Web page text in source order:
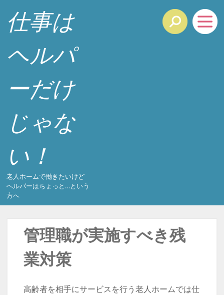
仕事は
ヘルパ
ーだけ
じゃな
い！
老人ホームで働きたいけど
ヘルパーはちょっと…という
方へ
管理職が実施すべき残
業対策
高齢者を相手にサービスを行う老人ホームでは仕